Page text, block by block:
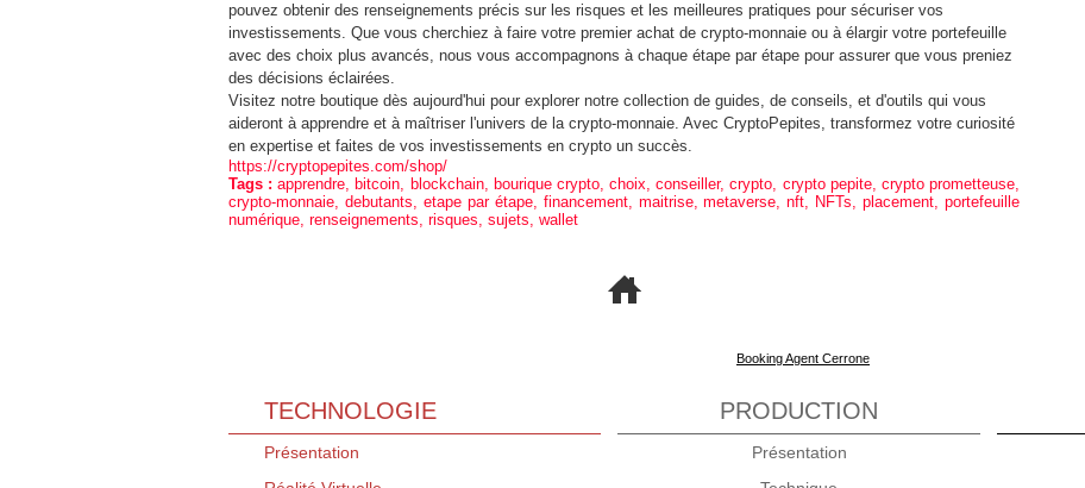
pouvez obtenir des renseignements précis sur les risques et les meilleures pratiques pour sécuriser vos
investissements. Que vous cherchiez à faire votre premier achat de crypto-monnaie ou à élargir votre portefeuille
avec des choix plus avancés, nous vous accompagnons à chaque étape par étape pour assurer que vous preniez
des décisions éclairées.
Visitez notre boutique dès aujourd'hui pour explorer notre collection de guides, de conseils, et d'outils qui vous
aideront à apprendre et à maîtriser l'univers de la crypto-monnaie. Avec CryptoPepites, transformez votre curiosité
en expertise et faites de vos investissements en crypto un succès.
https://cryptopepites.com/shop/
Tags :apprendre, bitcoin, blockchain, bourique crypto, choix, conseiller, crypto, crypto pepite, crypto prometteuse,
crypto-monnaie, debutants, etape par étape, financement, maitrise, metaverse, nft, NFTs, placement, portefeuille
numérique, renseignements, risques, sujets, wallet
Booking Agent Cerrone
TECHNOLOGIE
Présentation
PRODUCTION
Présentation